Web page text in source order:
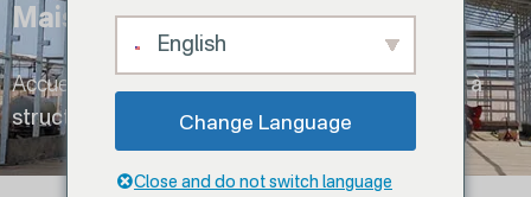
Maison À Structure D'acier
Accueil Maison à structure d'acier >
Maison à
structure d'acier
English
Change Language
Close and do not switch language